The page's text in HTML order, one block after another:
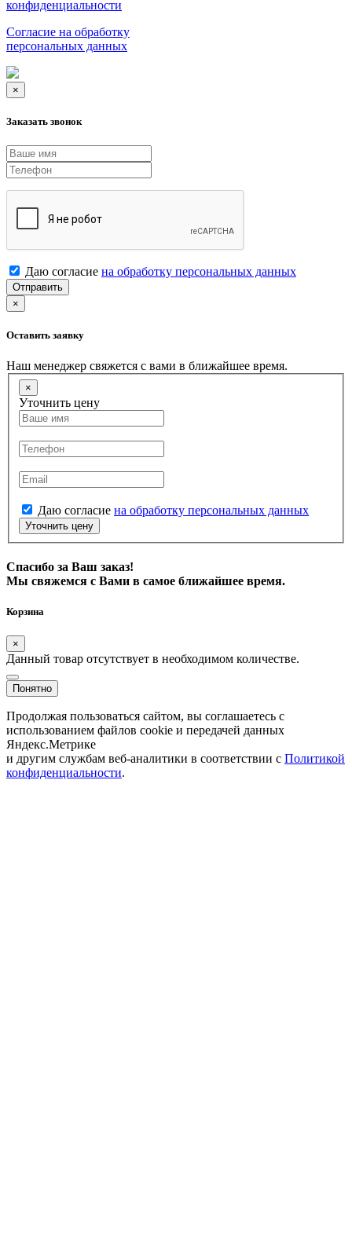
конфиденциальности
Согласие на обработку
персональных данных
×
Заказать звонок
Даю согласие на обработку персональных данных
Отправить
×
Оставить заявку
Наш менеджер свяжется с вами в ближайшее время.
×
Уточнить цену
Даю согласие на обработку персональных данных
Уточнить цену
Спасибо за Ваш заказ!
Мы свяжемся с Вами в самое ближайшее время.
Корзина
×
Данный товар отсутствует в необходимом количестве.
Понятно
Продолжая пользоваться сайтом, вы соглашаетесь с
использованием файлов cookie и передачей данных
Яндекс.Метрике
и другим службам веб-аналитики в соответствии с Политикой
конфиденциальности.